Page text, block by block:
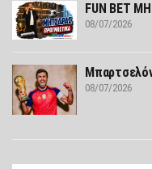
FUN ΒΕΤ
08/07/2026
08/07/2026